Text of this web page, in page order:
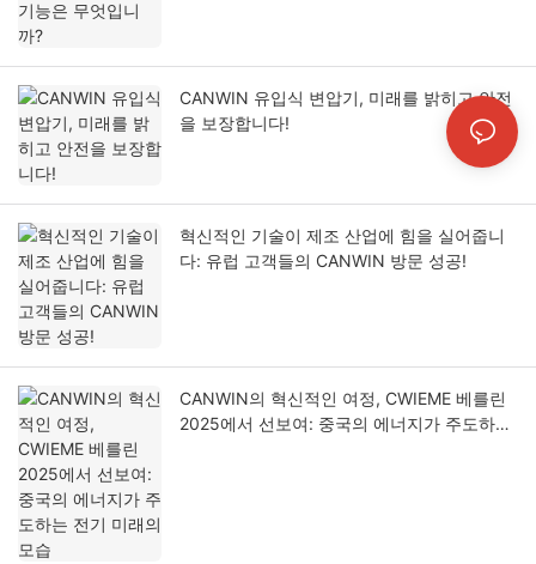
CANWIN 유입식 변압기, 미래를 밝히고 안전
을 보장합니다!
혁신적인 기술이 제조 산업에 힘을 실어줍니
다: 유럽 고객들의 CANWIN 방문 성공!
CANWIN의 혁신적인 여정, CWIEME 베를린
2025에서 선보여: 중국의 에너지가 주도하는